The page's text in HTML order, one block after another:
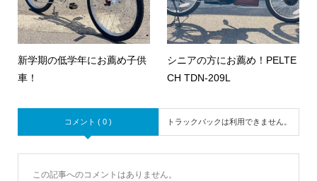
新学期の低学年にお薦め子供
車！
シニアの方にお薦め！PELTE
CH TDN-209L
コメント ( 0 ) トラックバックは利用できません。
この記事へのコメントはありません。